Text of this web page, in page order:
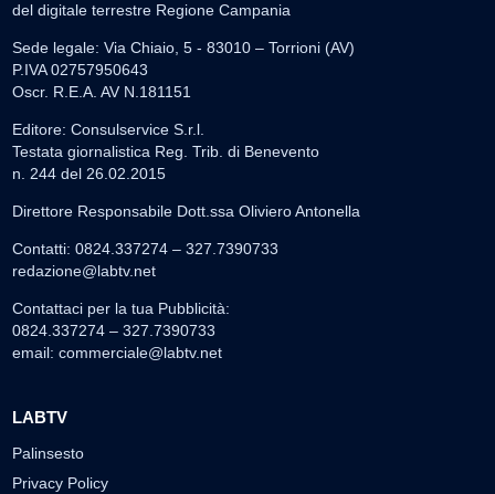
del digitale terrestre Regione Campania
Sede legale: Via Chiaio, 5 - 83010 – Torrioni (AV)
P.IVA 02757950643
Oscr. R.E.A. AV N.181151
Editore: Consulservice S.r.l.
Testata giornalistica Reg. Trib. di Benevento
n. 244 del 26.02.2015
Direttore Responsabile Dott.ssa Oliviero Antonella
Contatti: 0824.337274 – 327.7390733
redazione@labtv.net
Contattaci per la tua Pubblicità:
0824.337274 – 327.7390733
email: commerciale@labtv.net
LABTV
Palinsesto
Privacy Policy